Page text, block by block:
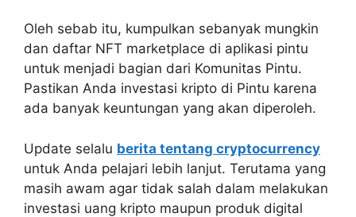
Oleh sebab itu, kumpulkan sebanyak mungkin
dan daftar NFT marketplace di aplikasi pintu
untuk menjadi bagian dari Komunitas Pintu.
Pastikan Anda investasi kripto di Pintu karena
ada banyak keuntungan yang akan diperoleh.
Update selalu berita tentang cryptocurrency
untuk Anda pelajari lebih lanjut. Terutama yang
masih awam agar tidak salah dalam melakukan
investasi uang kripto maupun produk digital